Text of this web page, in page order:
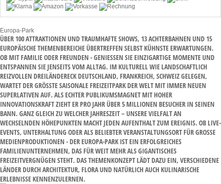
Europa-Park
ÜBER 100 ATTRAKTIONEN UND TRAUMHAFTE SHOWS, 13 ACHTERBAHNEN UND 15
EUROPÄISCHE THEMENBEREICHE ÜBERTREFFEN SELBST KÜHNSTE ERWARTUNGEN.
OB MIT FAMILIE ODER FREUNDEN - GENIESSEN SIE EINZIGARTIGE MOMENTE UND E
NTSPANNEN SIE JENSEITS VOM ALLTAG. IM KULTURELL WIE LANDSCHAFTLICH R
EIZVOLLEN DREILÄNDERECK DEUTSCHLAND, FRANKREICH, SCHWEIZ GELEGEN, W
ARTET DER GRÖSSTE SAISONALE FREIZEITPARK DER WELT MIT IMMER NEUEN SU
PERLATIVEN AUF. ALS ECHTER PUBLIKUMSMAGNET MIT HOHER IN
NOVATIONSKRAFT ZIEHT ER PRO JAHR ÜBER 5 MILLIONEN BESUCHER IN SEINEN BA
NN. GANZ GLEICH ZU WELCHER JAHRESZEIT – UNSERE VIELFALT AN WE
CHSELNDEN HÖHEPUNKTEN MACHT JEDEN AUFENTHALT ZUM EREIGNIS. OB LIVE-EV
ENTS, UNTERHALTUNG ODER ALS BELIEBTER VERANSTALTUNGSORT FÜR GROSSE MED
IENPRODUKTIONEN - DER EUROPA-PARK IST EIN ERFOLGREICHES FAM
ILIENUNTERNEHMEN, DAS FÜR WEIT MEHR ALS GIGANTISCHES FRE
IZEITVERGNÜGEN STEHT. DAS THEMENKONZEPT LÄDT DAZU EIN, VERSCHIEDENE LÄN
DER DURCH ARCHITEKTUR, FLORA UND NATÜRLICH AUCH KULINARISCHE ERL
EBNISSE KENNENZULERNEN.